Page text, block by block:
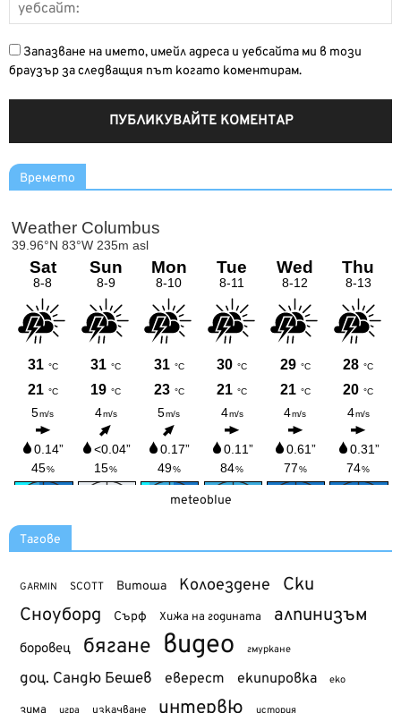
Запазване на името, имейл адреса и уебсайта ми в този
браузър за следващия път когато коментирам.
Времето
meteoblue
Тагове
GARMIN SCOTT Витоша Колоездене Ски
Сноуборд Сърф Хижа на годината алпинизъм
боровец бягане видео гмуркане
доц. Сандю Бешев еверест екипировка еко
зима история